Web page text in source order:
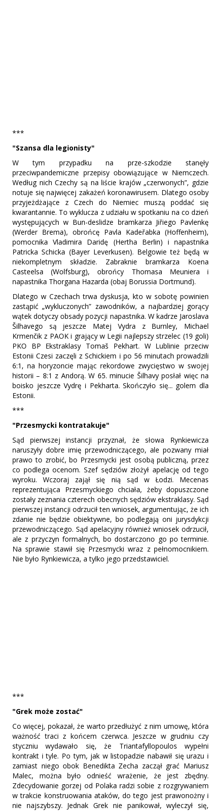
***
"Szansa dla legionisty"
W tym przypadku na prze-szkodzie stanęły
przeciwpandemiczne przepisy obowiązujące w Niemczech.
Według nich Czechy są na liście krajów „czerwonych”, gdzie
notuje się najwięcej zakażeń koronawirusem. Dlatego osoby
przyjeżdżające z Czech do Niemiec muszą poddać się
kwarantannie. To wyklucza z udziału w spotkaniu na co dzień
występujących w Bun-deslidze bramkarza Jiřiego Pavlenkę
(Werder Brema), obrońcę Pavla Kadeřabka (Hoffenheim),
pomocnika Vladimira Daridę (Hertha Berlin) i napastnika
Patricka Schicka (Bayer Leverkusen). Belgowie też będą w
niekompletnym składzie. Zabraknie bramkarza Koena
Casteelsa (Wolfsburg), obrońcy Thomasa Meuniera i
napastnika Thorgana Hazarda (obaj Borussia Dortmund).
Dlatego w Czechach trwa dyskusja, kto w sobotę powinien
zastąpić „wykluczonych” zawodników, a najbardziej gorący
wątek dotyczy obsady pozycji napastnika. W kadrze Jaroslava
Šilhavego są jeszcze Matej Vydra z Burnley, Michael
Krmenčik z PAOK i grający w Legii najlepszy strzelec (19 goli)
PKO BP Ekstraklasy Tomaš Pekhart. W Lublinie przeciw
Estonii Czesi zaczęli z Schickiem i po 56 minutach prowadzili
6:1, na horyzoncie mając rekordowe zwycięstwo w swojej
historii – 8:1 z Andorą. W 65. minucie Šilhavy posłał więc na
boisko jeszcze Vydrę i Pekharta. Skończyło się... golem dla
Estonii.
***
"Przesmycki kontratakuje"
Sąd pierwszej instancji przyznał, że słowa Rynkiewicza
naruszyły dobre imię przewodniczącego, ale pozwany miał
prawo to zrobić, bo Przesmycki jest osobą publiczną, przez
co podlega ocenom. Szef sędziów złożył apelację od tego
wyroku. Wczoraj zajął się nią sąd w Łodzi. Mecenas
reprezentująca Przesmyckiego chciała, żeby dopuszczone
zostały zeznania czterech obecnych sędziów ekstraklasy. Sąd
pierwszej instancji odrzucił ten wniosek, argumentując, że ich
zdanie nie będzie obiektywne, bo podlegają oni jurysdykcji
przewodniczącego. Sąd apelacyjny również wniosek odrzucił,
ale z przyczyn formalnych, bo dostarczono go po terminie.
Na sprawie stawił się Przesmycki wraz z pełnomocnikiem.
Nie było Rynkiewicza, a tylko jego przedstawiciel.
***
"Grek może zostać"
Co więcej, pokazał, że warto przedłużyć z nim umowę, która
ważność traci z końcem czerwca. Jeszcze w grudniu czy
styczniu wydawało się, że Triantafyllopoulos wypełni
kontrakt i tyle. Po tym, jak w listopadzie nabawił się urazu i
zamiast niego obok Benedikta Zecha zaczął grać Mariusz
Malec, można było odnieść wrażenie, że jest zbędny.
Zdecydowanie gorzej od Polaka radzi sobie z rozgrywaniem
w trakcie konstruowania ataków, do tego jest prawonożny i
nie najszybszy. Jednak Grek nie panikował, wyleczył się,